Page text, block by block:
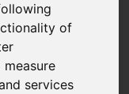
of
measure
services